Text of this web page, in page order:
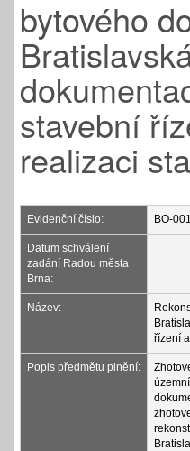
bytového
stavební
realizaci
Evidenční číslo: BO-
Datum schválení
zadání Radou města
Brna:
Název:
řízení
Popis předmětu plnění: